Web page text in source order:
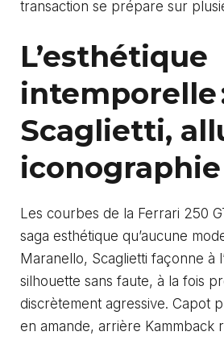
transaction se prépare sur
L’esthétique
intemporelle
Scaglietti,
Les courbes de la Ferrari 250
saga esthétique qu’aucune
Maranello, Scaglietti façonne à
silhouette sans faute, à la fois
discrètement agressive. Capot
en amande, arrière Kammback